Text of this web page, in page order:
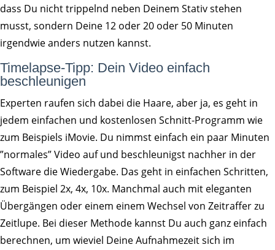
dass Du nicht trippelnd neben Deinem Stativ stehen
musst, sondern Deine 12 oder 20 oder 50 Minuten
irgendwie anders nutzen kannst.
Timelapse-Tipp: Dein Video einfach
beschleunigen
Experten raufen sich dabei die Haare, aber ja, es geht in
jedem einfachen und kostenlosen Schnitt-Programm wie
zum Beispiels iMovie. Du nimmst einfach ein paar Minuten
”normales” Video auf und beschleunigst nachher in der
Software die Wiedergabe. Das geht in einfachen Schritten,
zum Beispiel 2x, 4x, 10x. Manchmal auch mit eleganten
Übergängen oder einem einem Wechsel von Zeitraffer zu
Zeitlupe. Bei dieser Methode kannst Du auch ganz einfach
berechnen, um wieviel Deine Aufnahmezeit sich im